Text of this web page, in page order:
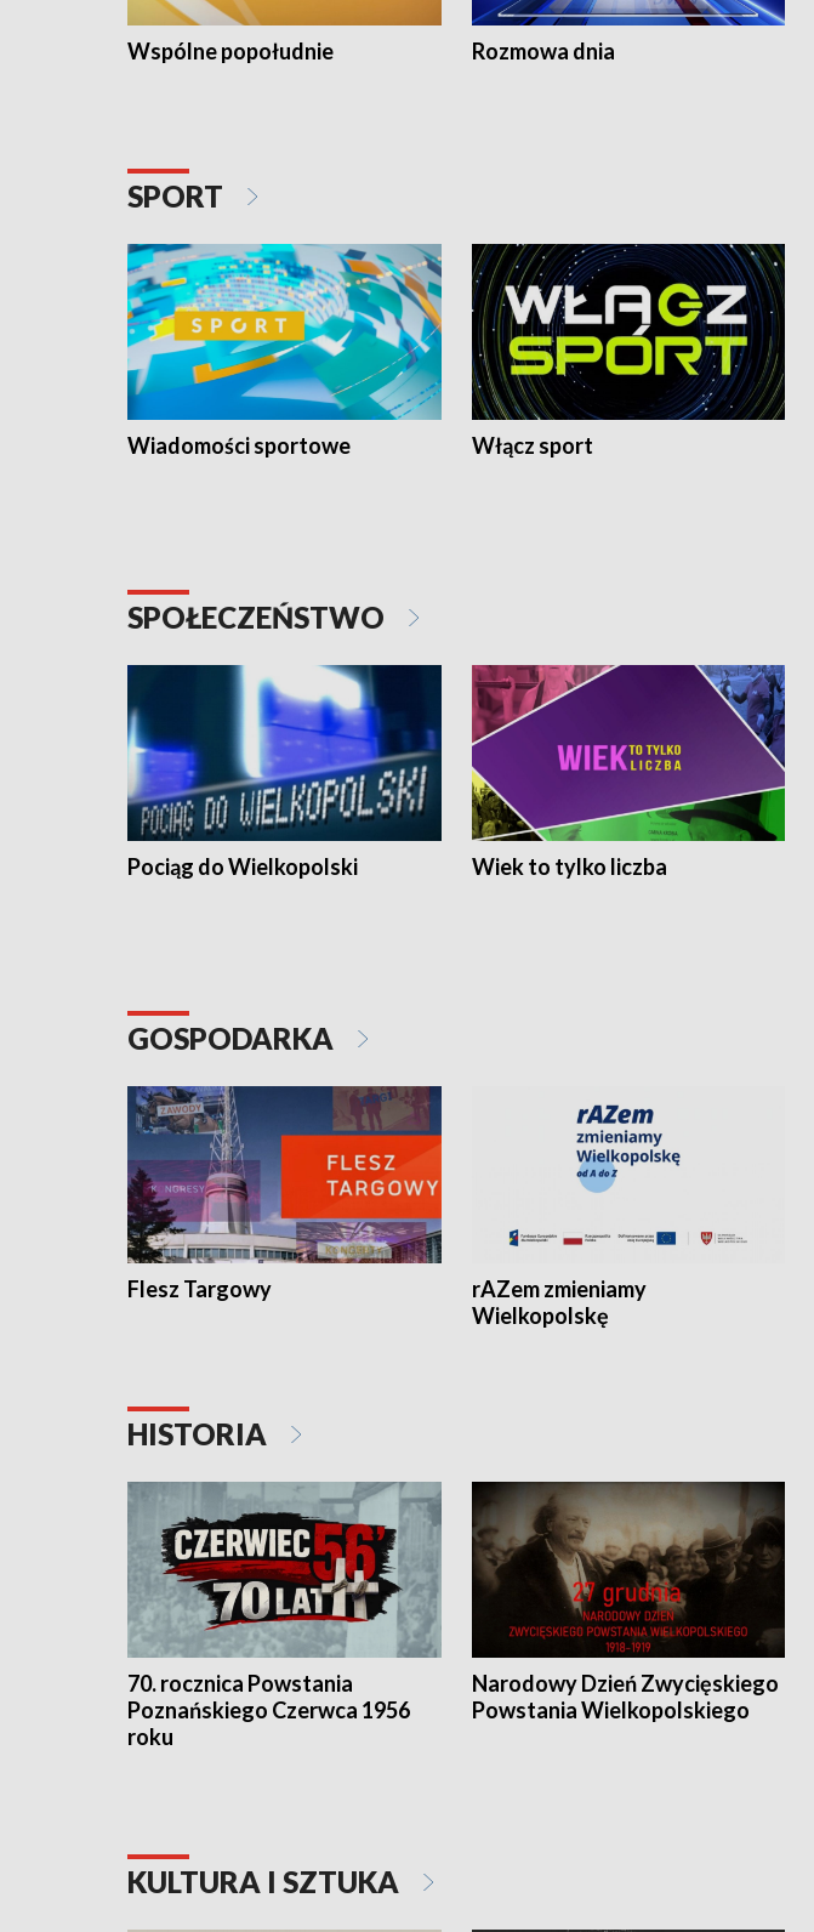
Wspólne popołudnie Rozmowa dnia
SPORT
Wiadomości sportowe Włącz sport
SPOŁECZEŃSTWO
Pociąg do Wielkopolski Wiek to tylko liczba
GOSPODARKA
Flesz Targowy
rAZem zmieniamy
Wielkopolskę
HISTORIA
70. rocznica Powstania
Poznańskiego Czerwca 1956
roku
Narodowy Dzień Zwycięskiego
Powstania Wielkopolskiego
KULTURA I SZTUKA